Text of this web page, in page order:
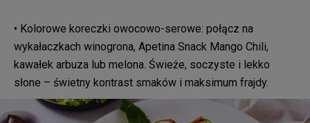
• Kolorowe koreczki owocowo-serowe: połącz na
wykałaczkach winogrona, Apetina Snack Mango Chili,
kawałek arbuza lub melona. Świeże, soczyste i lekko
słone – świetny kontrast smaków i maksimum frajdy.